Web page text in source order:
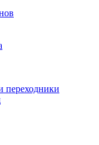
переходники